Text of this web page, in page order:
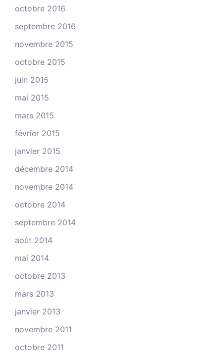
octobre 2016
septembre 2016
novembre 2015
octobre 2015
juin 2015
mai 2015
mars 2015
février 2015
janvier 2015
décembre 2014
novembre 2014
octobre 2014
septembre 2014
août 2014
mai 2014
octobre 2013
mars 2013
janvier 2013
novembre 2011
octobre 2011